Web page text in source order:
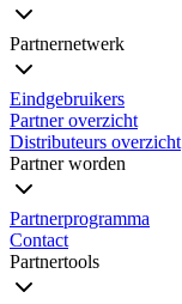
Partnernetwerk
Eindgebruikers
Partner overzicht
Distributeurs overzicht
Partner worden
Partnerprogramma
Contact
Partnertools